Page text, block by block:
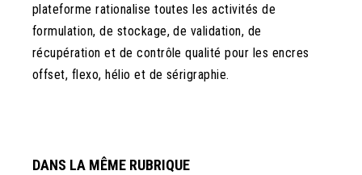
plateforme rationalise toutes les activités de
formulation, de stockage, de validation, de
récupération et de contrôle qualité pour les encres
offset, flexo, hélio et de sérigraphie.
DANS LA MÊME RUBRIQUE